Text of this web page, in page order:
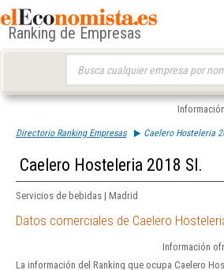
Ranking de Empresas
Directorio Ranking Empresas Caelero Hosteleria
Caelero Hosteleria 2018 Sl.
Servicios de bebidas | Madrid
Datos comerciales de Caelero
Información
La información del Ranking que ocupa Caelero